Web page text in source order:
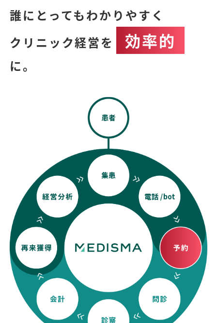
誰にとってもわかりやすく
クリニック経営を
効率的
に。